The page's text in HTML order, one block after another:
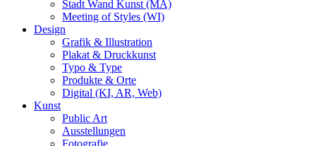
Stadt Wand Kunst (MA)
Meeting of Styles (WI)
Design
Grafik & Illustration
Plakat & Druckkunst
Typo & Type
Produkte & Orte
Digital (KI, AR, Web)
Kunst
Public Art
Ausstellungen
Fotografie